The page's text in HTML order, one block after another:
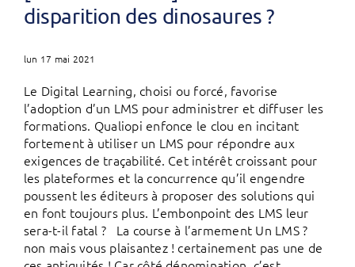
disparition des dinosaures ?
lun 17 mai 2021
Le Digital Learning, choisi ou forcé, favorise
l’adoption d’un LMS pour administrer et diffuser les
formations. Qualiopi enfonce le clou en incitant
fortement à utiliser un LMS pour répondre aux
exigences de traçabilité. Cet intérêt croissant pour
les plateformes et la concurrence qu’il engendre
poussent les éditeurs à proposer des solutions qui
en font toujours plus. L’embonpoint des LMS leur
sera-t-il fatal ? La course à l’armement Un LMS ?
non mais vous plaisantez ! certainement pas une de